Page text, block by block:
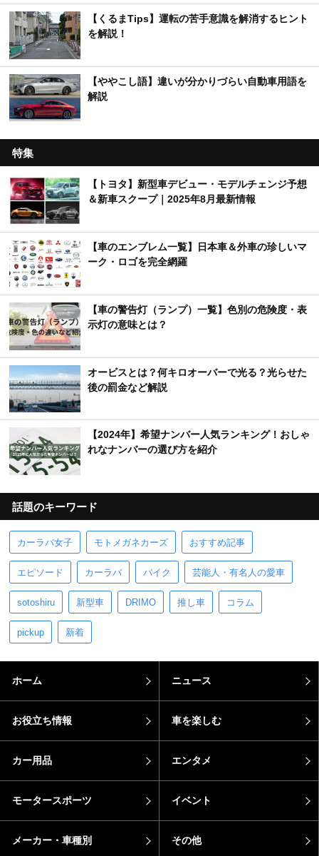
【くるまTips】運転の苦手意識を解消するヒント
を解説！
【ややこし語】違いが分かりづらい自動車用語を
解説
特集
【トヨタ】新型車デビュー・モデルチェンジ予想
＆新車スクープ｜2025年8月最新情報
【車のエンブレム一覧】日本車＆外車の珍しいマ
ーク・ロゴを完全網羅
【車の警告灯（ランプ）一覧】色別の危険度・表
示灯の意味とは？
オービスとは？何キロオーバーで光る？光らせた
後の罰金など解説
【2024年】希望ナンバー人気ランキング！おしゃ
れなナンバーの選び方を紹介
話題のキーワード
カーラバ女子 モトメガネカーズ おすすめ記事
エピソード カーラバ バイク 芸能人・有名人の愛車
sotoshiru 新型車 DRIMO 推し車 コラム
pickup 新着
ホーム ニュース
お役立ち情報 車を楽しむ
カー用品 エンタメ
モータースポーツ イベント
メーカー・車種別 その他